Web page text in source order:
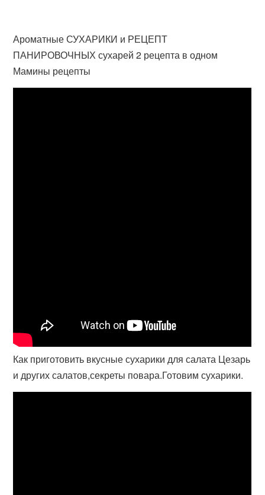
Ароматные СУХАРИКИ и РЕЦЕПТ
ПАНИРОВОЧНЫХ сухарей 2 рецепта в одном
Мамины рецепты
Как приготовить вкусные сухарики для салата Цезарь
и других салатов,секреты повара.Готовим сухарики.